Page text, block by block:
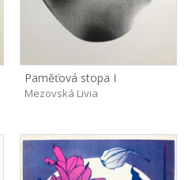
Paměťová stopa I
Mezovská Livia